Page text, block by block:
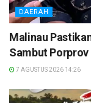
DAERAH
Malinau
Sambut Porprov
7 AGUSTUS 2026 14:26